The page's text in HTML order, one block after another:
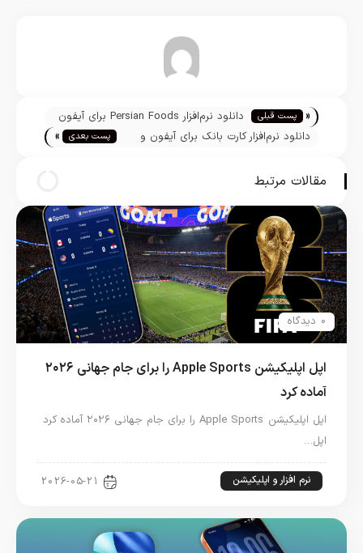
تیم تحریریه « پست قبلی
دانلود نرم‌افزار Persian Foods برای آیفون
و آیپاد
دانلود نرم‌افزار کارت بانک برای آیفون و
پست بعدی »
مقالات مرتبط
0 دیدگاه
اپل اپلیکیشن Apple Sports را برای جام جهانی ۲۰۲۶
آماده کرد
اپل اپلیکیشن Apple Sports را برای جام جهانی ۲۰۲۶ آماده کرد
اپل…
نرم افزار و اپلیکیشن 2026-05-21